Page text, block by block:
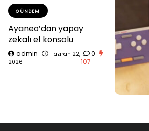
GÜNDEM
Ayaneo’dan yapay
zekalı el konsolu
admin
Haziran 22,
2026
0
107